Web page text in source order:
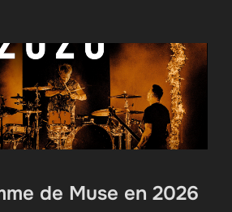
de Muse en 2026